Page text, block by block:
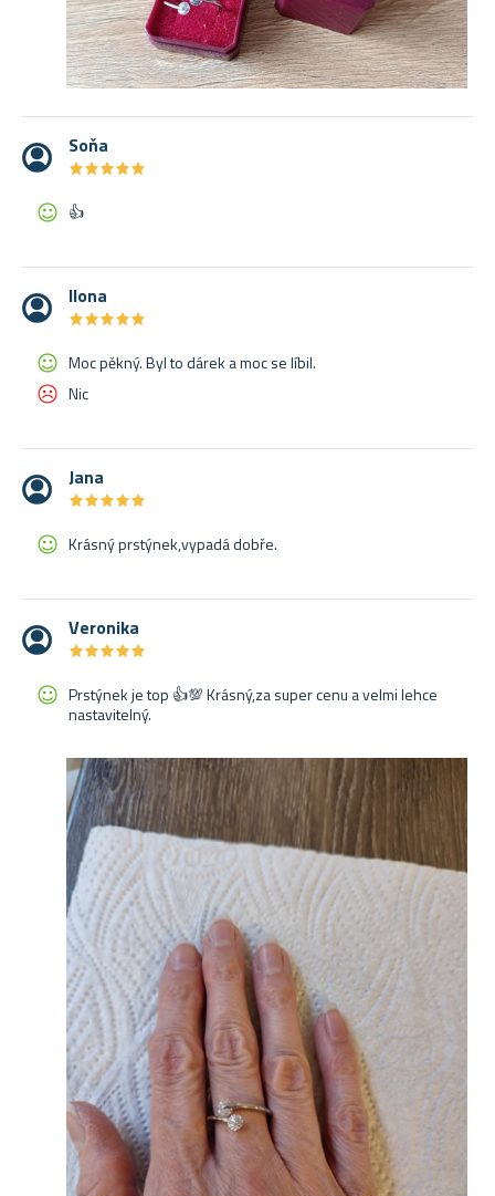
Soňa
★★★★★
★★★★★
👍
Ilona
★★★★★
★★★★★
Moc pěkný. Byl to dárek a moc se líbil.
Nic
Jana
★★★★★
★★★★★
Krásný prstýnek,vypadá dobře.
Veronika
★★★★★
★★★★★
Prstýnek je top 👍💯 Krásný,za super cenu a velmi lehce
nastavitelný.